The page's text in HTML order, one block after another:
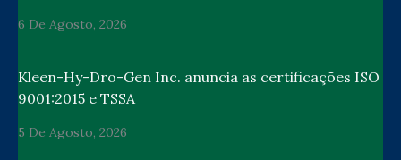
6 De Agosto, 2026
Kleen-Hy-Dro-Gen Inc. anuncia as certificações ISO
9001:2015 e TSSA
5 De Agosto, 2026